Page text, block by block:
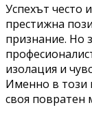
Успехът често
престижна
признание. Но
изолация и
Именно в този
своя повратен